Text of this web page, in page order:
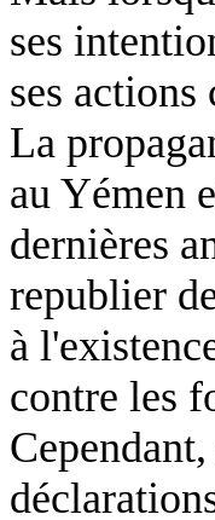
ses
ses
La
au Yémen
dernières
republier
à
contre les